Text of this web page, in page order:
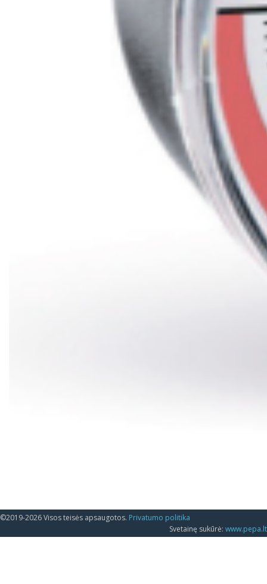
©2019-2026 Visos teisės apsaugotos. Privatumo politika
Svetainę sukūrė: www.pepa.lt